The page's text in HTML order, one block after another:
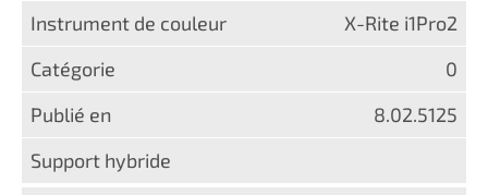
X-Rite i1Pro2
0
8.02.5125